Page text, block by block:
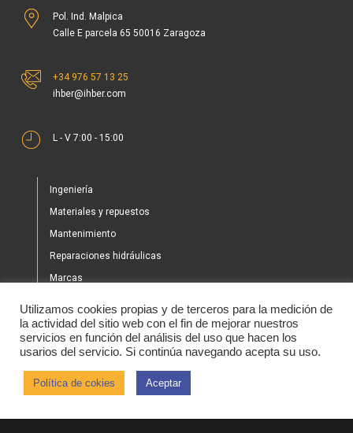
Pol. Ind. Malpica
Calle E parcela 65 50016 Zaragoza
+34 976 57 13 25
ihber@ihber.com
L - V 7:00 - 15:00
Ingeniería
Materiales y repuestos
Mantenimiento
Reparaciones hidráulicas
Marcas
Tienda
Noticias
2020 © IHBER
Utilizamos cookies propias y de terceros para la medición de
la actividad del sitio web con el fin de mejorar nuestros
servicios en función del análisis del uso que hacen los
usarios del servicio. Si continúa navegando acepta su uso.
Política de cokies Aceptar